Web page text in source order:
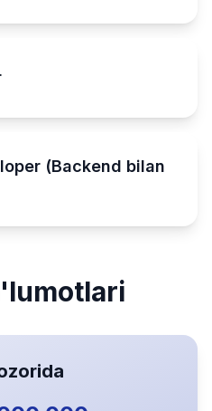
(Backend bilan